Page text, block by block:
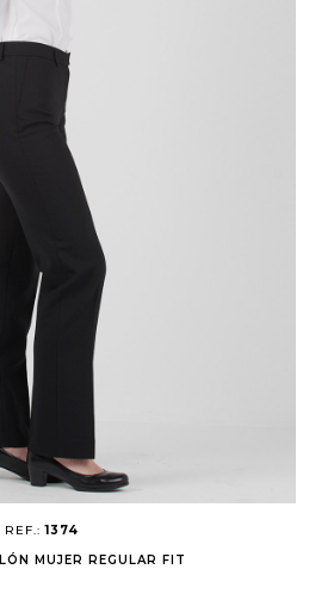
REF.:1374
MUJER REGULAR FIT